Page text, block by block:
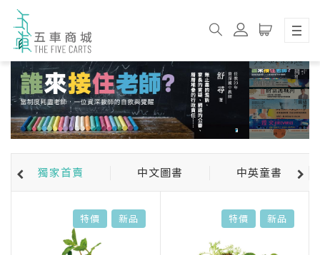
獨家首賣 中文圖書 中英童書
特價 新品 特價 新品